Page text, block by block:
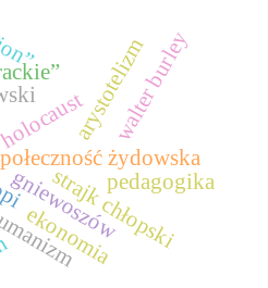
gniewoszów
żydowska
strajk chłopski
arystotelizmwalter burley
pedagogika
ekonomia